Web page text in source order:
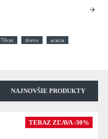
70cm drevo acacia
NAJNOVŠIE PRODUKTY
TERAZ ZĽAVA -30%